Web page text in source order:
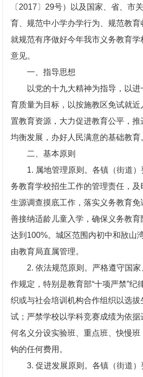
〔2017〕29号）以及国家、省、市
育、规范中小学办学行为、规范教
就规范有序做好今年我市义务教育
意见。
一、指导思想
以党的十九大精神为指导，以
育质量为目标，以按施教区免试就
置教育资源，大力促进教育公平，
均衡发展，办好人民满意的基础教育
二、基本原则
1. 属地管理原则。各镇（街道
务教育学校招生工作的管理责任，
生源调查摸底工作，落实义务教育
善接纳适龄儿童入学，确保义务教
达到100%。城区范围内初中和敔山
由教育局直属管理。
2. 依法规范原则。严格遵守国
作规定，特别是教育部“十项严禁”纪
织或与社会培训机构合作组织以选
试；严禁学校以学科竞赛成绩为依
何名义分设实验班、重点班、快慢
钩的任何费用。
3. 促进发展原则。各镇（街道